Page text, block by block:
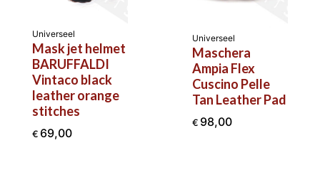
Universeel
Mask jet helmet
BARUFFALDI
Vintaco black
leather orange
stitches
€ 69,00
Universeel
Maschera
Ampia Flex
Cuscino Pelle
Tan Leather Pad
€ 98,00